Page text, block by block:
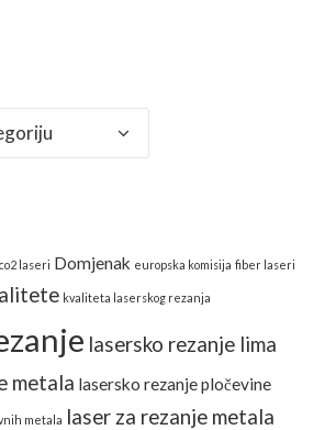
co2 laseri Domjenak europska komisija fiber laseri
kvaliteta laserskog rezanja
lasersko rezanje lima
metala lasersko rezanje pločevine
metala laser za rezanje metala